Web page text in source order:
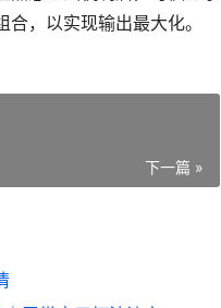
，以实现输出最大化。
下一篇 »